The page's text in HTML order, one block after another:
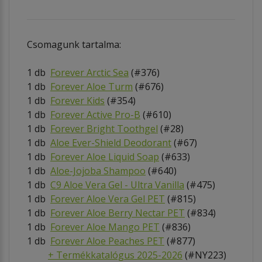
Csomagunk tartalma:
1 db Forever Arctic Sea (#376)
1 db Forever Aloe Turm (#676)
1 db Forever Kids (#354)
1 db Forever Active Pro-B (#610)
1 db Forever Bright Toothgel (#28)
1 db Aloe Ever-Shield Deodorant(#67)
1 db Forever Aloe Liquid Soap (#633)
1 db Aloe-Jojoba Shampoo (#640)
1 db C9 Aloe Vera Gel - Ultra Vanilla (#475)
1 db Forever Aloe Vera Gel PET (#815)
1 db Forever Aloe Berry Nectar PET (#834)
1 db Forever Aloe Mango PET (#836)
1 db Forever Aloe Peaches PET (#877)
+ Termékkatalógus 2025-2026 (#NY223)